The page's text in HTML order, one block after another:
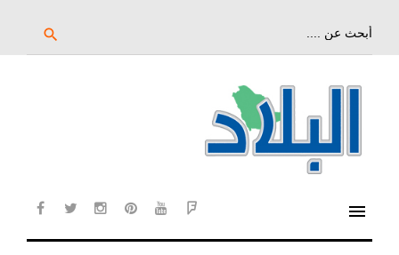
search
menu